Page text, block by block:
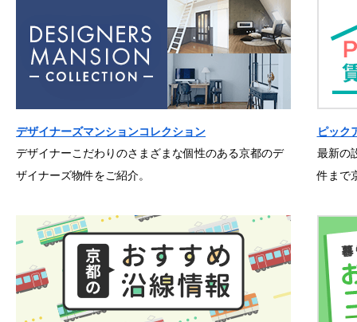
デザイナーズマンションコレクション
デザイナーこだわりのさまざまな個性のある京都のデ
ザイナーズ物件をご紹介。
ピック
最新の
件まで